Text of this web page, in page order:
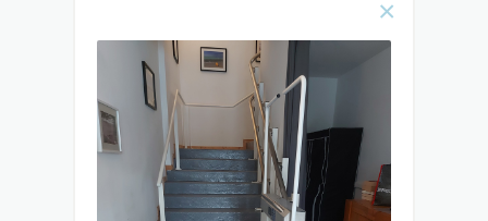
Rencontrez
notre équipe
& DÉCOUVREZ TOUTES LES ÉTAPES
DE L’ÉLABORATION ET DE
L’INSTALLATION DE VOTRE MONTE-